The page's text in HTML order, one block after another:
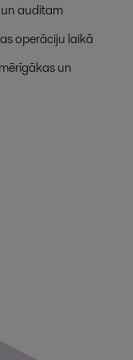
auditam
operāciju laikā
un